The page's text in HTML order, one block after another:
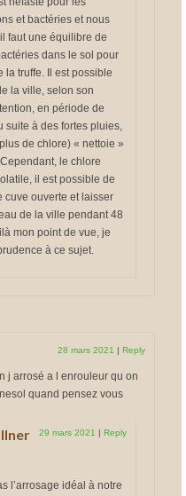
et bactéries et nous
faut une équilibre de
dans le sol pour
la truffe. Il est possible
la ville, selon son
en période de
suite à des fortes pluies,
de chlore) « nettoie »
le chlore
il est possible de
cuve ouverte et laisser
de la ville pendant 48
mon point de vue, je
à ce sujet.
28 mars 2021 Reply
j arrosé a l enrouleur qu on
quand pensez vous
29 mars 2021 Reply
l’arrosage idéal à notre